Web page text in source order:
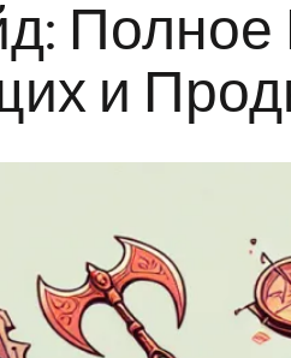
Полное
и